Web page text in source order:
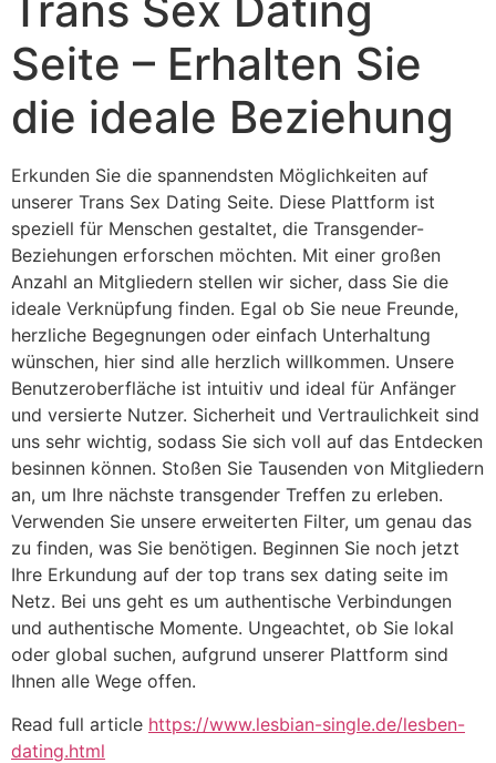
Trans Sex Dating
Seite – Erhalten Sie
die ideale Beziehung
Erkunden Sie die spannendsten Möglichkeiten auf
unserer Trans Sex Dating Seite. Diese Plattform ist
speziell für Menschen gestaltet, die Transgender-
Beziehungen erforschen möchten. Mit einer großen
Anzahl an Mitgliedern stellen wir sicher, dass Sie die
ideale Verknüpfung finden. Egal ob Sie neue Freunde,
herzliche Begegnungen oder einfach Unterhaltung
wünschen, hier sind alle herzlich willkommen. Unsere
Benutzeroberfläche ist intuitiv und ideal für Anfänger
und versierte Nutzer. Sicherheit und Vertraulichkeit sind
uns sehr wichtig, sodass Sie sich voll auf das Entdecken
besinnen können. Stoßen Sie Tausenden von Mitgliedern
an, um Ihre nächste transgender Treffen zu erleben.
Verwenden Sie unsere erweiterten Filter, um genau das
zu finden, was Sie benötigen. Beginnen Sie noch jetzt
Ihre Erkundung auf der top trans sex dating seite im
Netz. Bei uns geht es um authentische Verbindungen
und authentische Momente. Ungeachtet, ob Sie lokal
oder global suchen, aufgrund unserer Plattform sind
Ihnen alle Wege offen.
Read full article https://www.lesbian-single.de/lesben-
dating.html